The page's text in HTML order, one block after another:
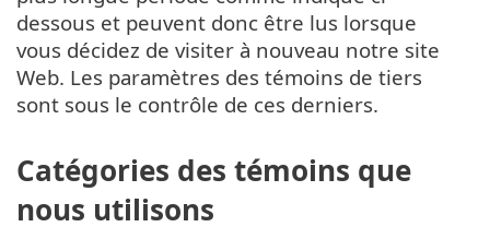
dessous et peuvent donc être lus lorsque
vous décidez de visiter à nouveau notre site
Web. Les paramètres des témoins de tiers
sont sous le contrôle de ces derniers.
Catégories des témoins que
nous utilisons